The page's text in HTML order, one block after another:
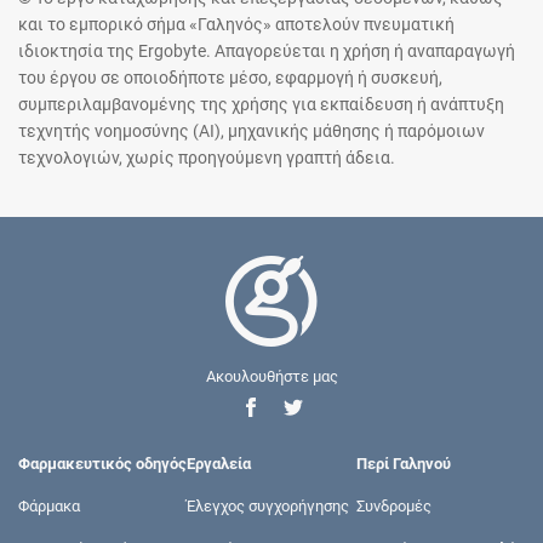
και το εμπορικό σήμα «Γαληνός» αποτελούν πνευματική
ιδιοκτησία της Ergobyte. Απαγορεύεται η χρήση ή αναπαραγωγή
του έργου σε οποιοδήποτε μέσο, εφαρμογή ή συσκευή,
συμπεριλαμβανομένης της χρήσης για εκπαίδευση ή ανάπτυξη
τεχνητής νοημοσύνης (AI), μηχανικής μάθησης ή παρόμοιων
τεχνολογιών, χωρίς προηγούμενη γραπτή άδεια.
Ακουλουθήστε μας
Φαρμακευτικός οδηγός
Φάρμακα
Εργαλεία
Έλεγχος συγχορήγησης
Περί Γαληνού
Συνδρομές